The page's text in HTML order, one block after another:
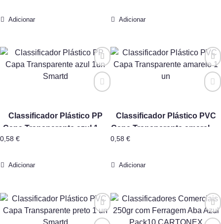
Adicionar Adicionar
Classificador Plástico PP
Capa Transparente azul 1un
0,58 €
Adicionar
Classificador Plástico PVC
Capa Transparente amarelo 1
0,58 €
Adicionar